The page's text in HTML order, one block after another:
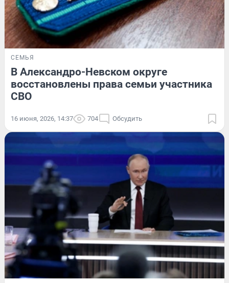
СЕМЬЯ
В Александро-Невском округе
восстановлены права семьи участника
СВО
16 июня, 2026, 14:37 704 Обсудить